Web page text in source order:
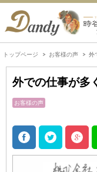
トップページ お客様の声 外
外での仕事が多
お客様の声